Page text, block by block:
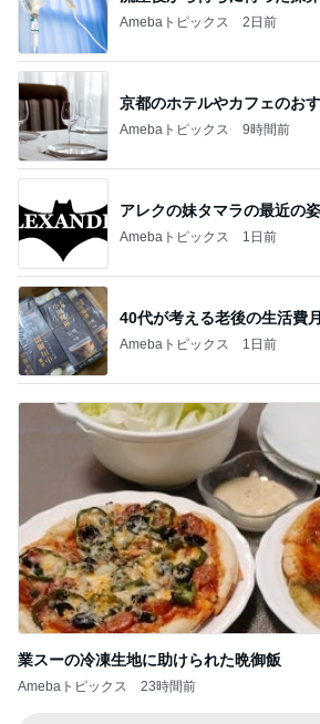
Amebaトピックス 2日前
京都のホテルやカフェのお
Amebaトピックス 9時間前
アレクの妹タマラの最近の姿
Amebaトピックス 1日前
40代が考える老後の生活費
Amebaトピックス 1日前
業スーの冷凍生地に助けられた晩御飯
Amebaトピックス 23時間前